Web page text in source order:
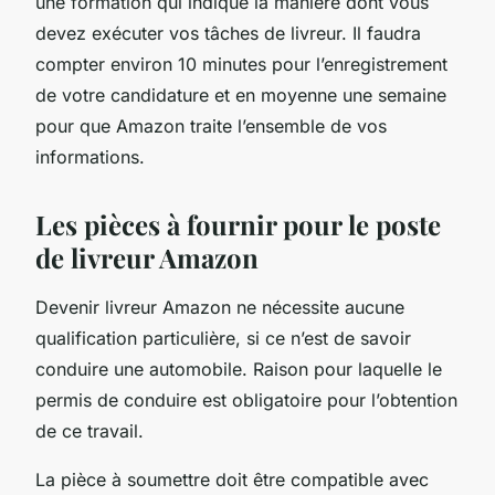
devez exécuter vos tâches de livreur. Il faudra
compter environ 10 minutes pour l’enregistrement
de votre candidature et en moyenne une semaine
pour que Amazon traite l’ensemble de vos
informations.
Les pièces à fournir pour le poste
de livreur Amazon
Devenir livreur Amazon ne nécessite aucune
qualification particulière, si ce n’est de savoir
conduire une automobile. Raison pour laquelle le
permis de conduire est obligatoire pour l’obtention
de ce travail.
La pièce à soumettre doit être compatible avec